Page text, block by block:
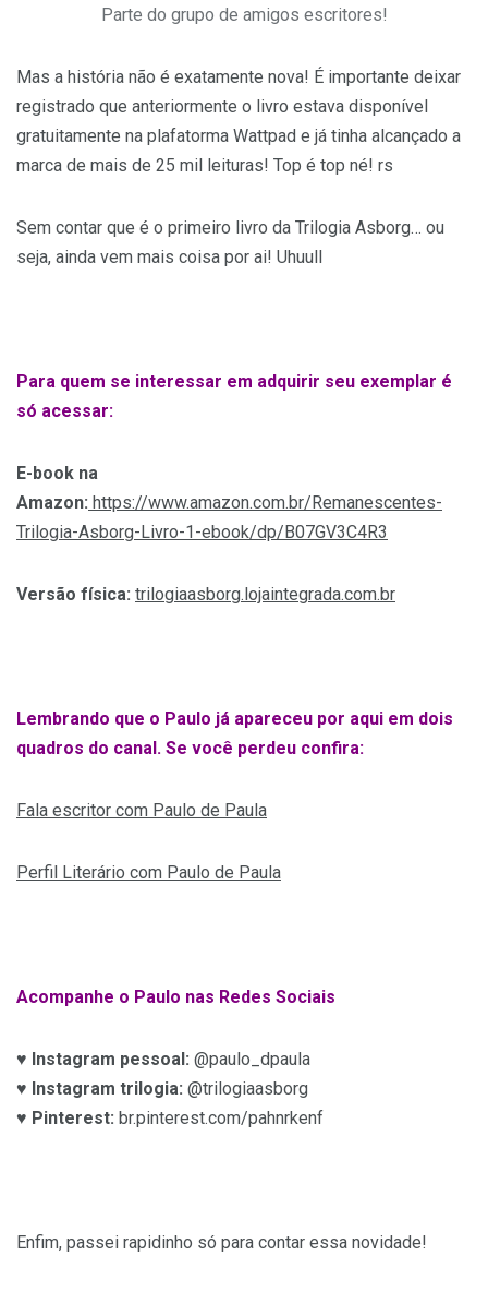
Parte do grupo de amigos escritores!
Mas a história não é exatamente nova! É importante deixar
registrado que anteriormente o livro estava disponível
gratuitamente na plafatorma Wattpad e já tinha alcançado a
marca de mais de 25 mil leituras! Top é top né! rs
Sem contar que é o primeiro livro da Trilogia Asborg… ou
seja, ainda vem mais coisa por ai! Uhuull
Para quem se interessar em adquirir seu exemplar é
só acessar:
E-book na
Amazon: https://www.amazon.com.br/Remanescentes-
Trilogia-Asborg-Livro-1-ebook/dp/B07GV3C4R3
Versão física: trilogiaasborg.lojaintegrada.com.br
Lembrando que o Paulo já apareceu por aqui em dois
quadros do canal. Se você perdeu confira:
Fala escritor com Paulo de Paula
Perfil Literário com Paulo de Paula
Acompanhe o Paulo nas Redes Sociais
♥ Instagram pessoal: @paulo_dpaula
♥ Instagram trilogia: @trilogiaasborg
♥ Pinterest: br.pinterest.com/pahnrkenf
Enfim, passei rapidinho só para contar essa novidade!